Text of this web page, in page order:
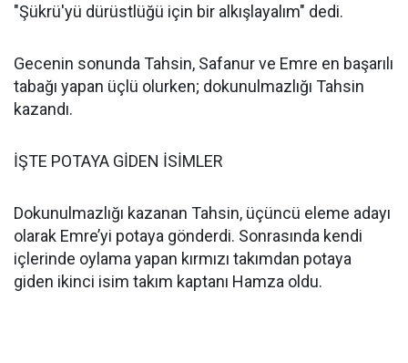
"Şükrü'yü dürüstlüğü için bir alkışlayalım" dedi.
Gecenin sonunda Tahsin, Safanur ve Emre en başarılı
tabağı yapan üçlü olurken; dokunulmazlığı Tahsin
kazandı.
İŞTE POTAYA GİDEN İSİMLER
Dokunulmazlığı kazanan Tahsin, üçüncü eleme adayı
olarak Emre’yi potaya gönderdi. Sonrasında kendi
içlerinde oylama yapan kırmızı takımdan potaya
giden ikinci isim takım kaptanı Hamza oldu.